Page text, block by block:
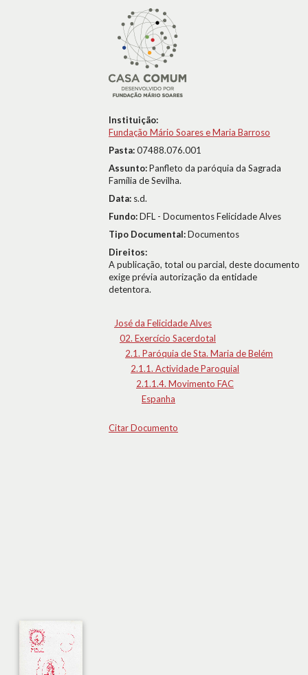
Instituição:
Fundação Mário Soares e Maria Barroso
Pasta:07488.076.001
Assunto:Panfleto da paróquia da Sagrada
Família de Sevilha.
Data: s.d.
Fundo:DFL - Documentos Felicidade Alves
Tipo Documental:Documentos
Direitos:
A publicação, total ou parcial, deste documento
exige prévia autorização da entidade
detentora.
José da Felicidade Alves
02. Exercício Sacerdotal
2.1. Paróquia de Sta. Maria de Belém
2.1.1. Actividade Paroquial
2.1.1.4. Movimento FAC
Espanha
Citar Documento